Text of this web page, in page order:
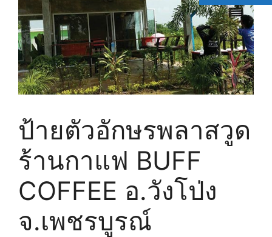
ป้ายตัวอักษรพลาสวูด
ร้านกาแฟ BUFF
COFFEE อ.วังโป่ง
จ.เพชรบูรณ์